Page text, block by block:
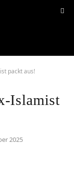
packt aus!
Islamist
2025